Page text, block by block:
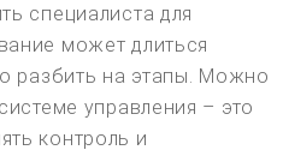
специалиста для
может длиться
разбить на этапы. Можно
управления – это
контроль и